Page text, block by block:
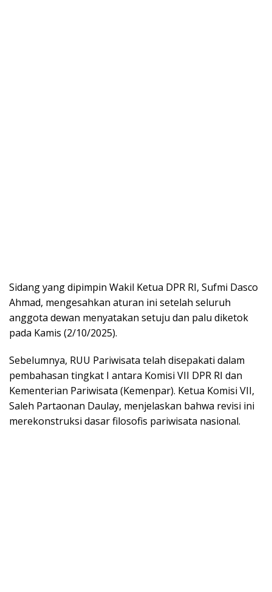
Sidang yang dipimpin Wakil Ketua DPR RI, Sufmi Dasco
Ahmad, mengesahkan aturan ini setelah seluruh
anggota dewan menyatakan setuju dan palu diketok
pada Kamis (2/10/2025).
Sebelumnya, RUU Pariwisata telah disepakati dalam
pembahasan tingkat I antara Komisi VII DPR RI dan
Kementerian Pariwisata (Kemenpar). Ketua Komisi VII,
Saleh Partaonan Daulay, menjelaskan bahwa revisi ini
merekonstruksi dasar filosofis pariwisata nasional.